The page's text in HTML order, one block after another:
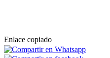
Enlace copiado